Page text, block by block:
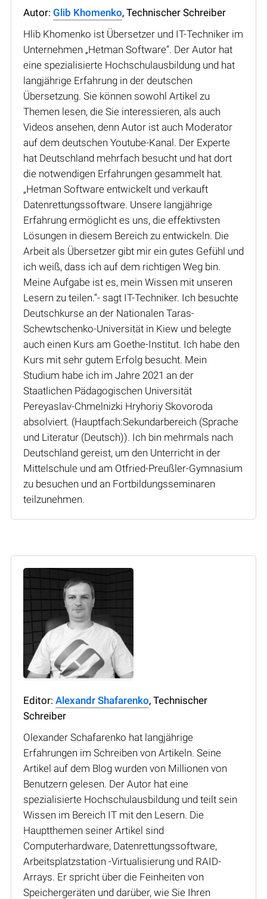
Autor: Glib Khomenko, Technischer Schreiber
Hlib Khomenko ist Übersetzer und IT-Techniker im
Unternehmen „Hetman Software“. Der Autor hat
eine spezialisierte Hochschulausbildung und hat
langjährige Erfahrung in der deutschen
Übersetzung. Sie können sowohl Artikel zu
Themen lesen, die Sie interessieren, als auch
Videos ansehen, denn Autor ist auch Moderator
auf dem deutschen Youtube-Kanal. Der Experte
hat Deutschland mehrfach besucht und hat dort
die notwendigen Erfahrungen gesammelt hat.
„Hetman Software entwickelt und verkauft
Datenrettungssoftware. Unsere langjährige
Erfahrung ermöglicht es uns, die effektivsten
Lösungen in diesem Bereich zu entwickeln. Die
Arbeit als Übersetzer gibt mir ein gutes Gefühl und
ich weiß, dass ich auf dem richtigen Weg bin.
Meine Aufgabe ist es, mein Wissen mit unseren
Lesern zu teilen.“- sagt IT-Techniker. Ich besuchte
Deutschkurse an der Nationalen Taras-
Schewtschenko-Universität in Kiew und belegte
auch einen Kurs am Goethe-Institut. Ich habe den
Kurs mit sehr gutem Erfolg besucht. Mein
Studium habe ich im Jahre 2021 an der
Staatlichen Pädagogischen Universität
Pereyaslav-Chmelnizki Hryhoriy Skovoroda
absolviert. (Hauptfach:Sekundarbereich (Sprache
und Literatur (Deutsch)). Ich bin mehrmals nach
Deutschland gereist, um den Unterricht in der
Mittelschule und am Otfried-Preußler-Gymnasium
zu besuchen und an Fortbildungsseminaren
teilzunehmen.
Editor: Alexandr Shafarenko, Technischer
Schreiber
Olexander Schafarenko hat langjährige
Erfahrungen im Schreiben von Artikeln. Seine
Artikel auf dem Blog wurden von Millionen von
Benutzern gelesen. Der Autor hat eine
spezialisierte Hochschulausbildung und teilt sein
Wissen im Bereich IT mit den Lesern. Die
Hauptthemen seiner Artikel sind
Computerhardware, Datenrettungssoftware,
Arbeitsplatzstation -Virtualisierung und RAID-
Arrays. Er spricht über die Feinheiten von
Speichergeräten und darüber, wie Sie Ihren